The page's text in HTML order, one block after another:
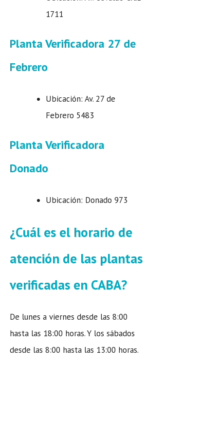
1711
Planta Verificadora 27 de
Febrero
Ubicación: Av. 27 de
Febrero 5483
Planta Verificadora
Donado
Ubicación: Donado 973
¿Cuál es el horario de
atención de las plantas
verificadas en CABA?
De lunes a viernes desde las 8:00
hasta las 18:00 horas. Y los sábados
desde las 8:00 hasta las 13:00 horas.